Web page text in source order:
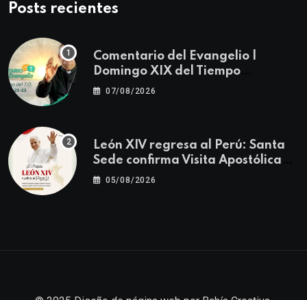
Posts recientes
Comentario del Evangelio |
Domingo XIX del Tiempo
Ordinario | Mateo 14, 22-23
07/08/2026
León XIV regresa al Perú: Santa
Sede confirma Visita Apostólica
del 11 al 17 de noviembre
05/08/2026